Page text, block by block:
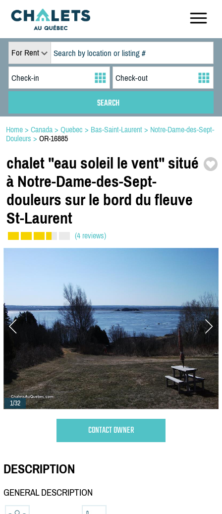
For Rent
Home > Canada > Quebec > Bas-Saint-Laurent > Notre-Dame-des-Sept-
Douleurs > OR-16885
chalet "eau soleil le vent" situé
à Notre-Dame-des-Sept-
douleurs sur le bord du fleuve
St-Laurent
(4 reviews)
1/32
CONTACT OWNER
DESCRIPTION
GENERAL DESCRIPTION